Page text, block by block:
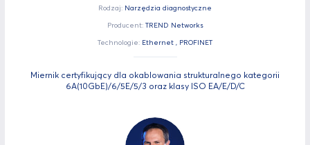
Rodzaj: Narzędzia diagnostyczne
Producent: TREND Networks
Technologie: Ethernet , PROFINET
Miernik certyfikujący dla okablowania strukturalnego kategorii
6A(10GbE)/6/5E/5/3 oraz klasy ISO EA/E/D/C